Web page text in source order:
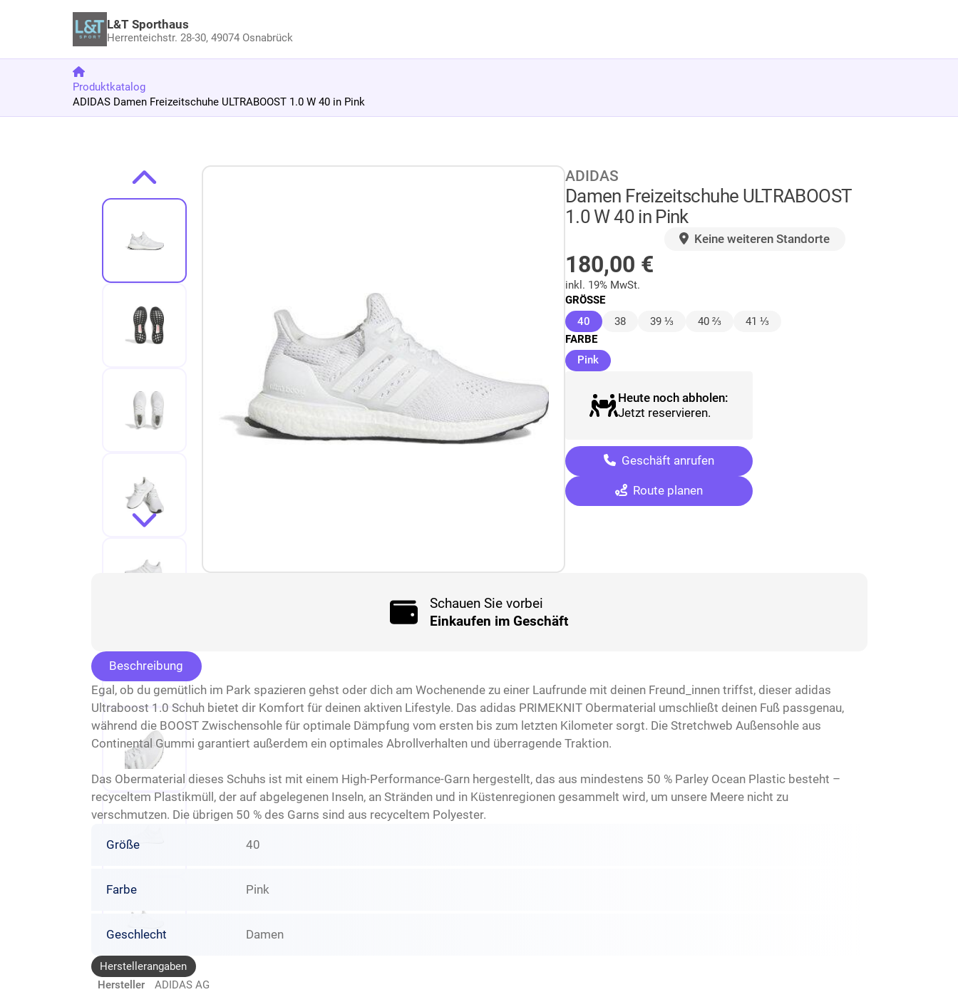
L&T Sporthaus
Herrenteichstr. 28-30,49074 Osnabrück
Produktkatalog
ADIDAS Damen Freizeitschuhe ULTRABOOST 1.0 W 40 in Pink
Zur Produktbeschreibung springen ADIDAS
Damen Freizeitschuhe ULTRABOOST
1.0 W 40 in Pink
Keine weiteren Standorte
180,00 €
inkl. 19% MwSt.
GRÖSSE
40 (ausgewählt)
38 39 ⅓ 40 ⅔
41 ⅓
FARBE
Pink(ausgewählt)
Heute noch abholen:
Jetzt reservieren.
Geschäft anrufen
Route planen
Schauen Sie vorbei
Einkaufen im Geschäft
Beschreibung
Egal, ob du gemütlich im Park spazieren gehst oder dich am Wochenende zu einer Laufrunde mit deinen Freund_innen triffst, dieser adidas
Ultraboost 1.0 Schuh bietet dir Komfort für deinen aktiven Lifestyle. Das adidas PRIMEKNIT Obermaterial umschließt deinen Fuß passgenau,
während die BOOST Zwischensohle für optimale Dämpfung vom ersten bis zum letzten Kilometer sorgt. Die Stretchweb Außensohle aus
Continental Gummi garantiert außerdem ein optimales Abrollverhalten und überragende Traktion.
Das Obermaterial dieses Schuhs ist mit einem High-Performance-Garn hergestellt, das aus mindestens 50 % Parley Ocean Plastic besteht –
recyceltem Plastikmüll, der auf abgelegenen Inseln, an Stränden und in Küstenregionen gesammelt wird, um unsere Meere nicht zu
verschmutzen. Die übrigen 50 % des Garns sind aus recyceltem Polyester.
Größe 40
Farbe Pink
Geschlecht Damen
Herstellerangaben
Hersteller
ADIDAS AG